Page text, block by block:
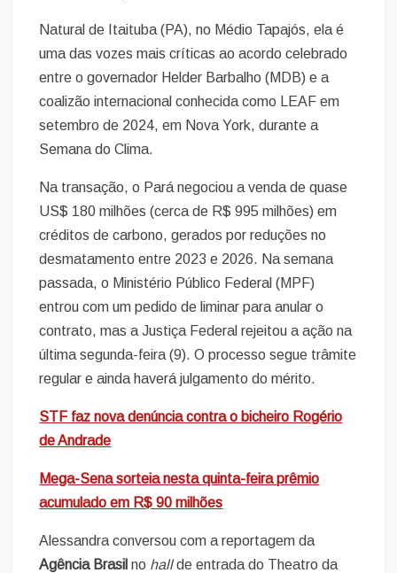
Natural de Itaituba (PA), no Médio Tapajós, ela é
uma das vozes mais críticas ao acordo celebrado
entre o governador Helder Barbalho (MDB) e a
coalizão internacional conhecida como LEAF em
setembro de 2024, em Nova York, durante a
Semana do Clima.
Na transação, o Pará negociou a venda de quase
US$ 180 milhões (cerca de R$ 995 milhões) em
créditos de carbono, gerados por reduções no
desmatamento entre 2023 e 2026. Na semana
passada, o Ministério Público Federal (MPF)
entrou com um pedido de liminar para anular o
contrato, mas a Justiça Federal rejeitou a ação na
última segunda-feira (9). O processo segue trâmite
regular e ainda haverá julgamento do mérito.
STF faz nova denúncia contra o bicheiro Rogério
de Andrade
Mega-Sena sorteia nesta quinta-feira prêmio
acumulado em R$ 90 milhões
Alessandra conversou com a reportagem da
Agência Brasil no hallde entrada do Theatro da